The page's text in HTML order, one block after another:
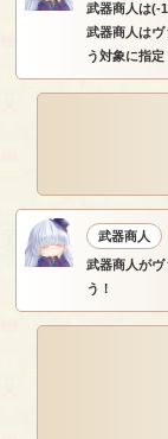
武器商人は(-
武器商人はヴ
う対象に指定
武器商人
武器商人がヴ
う！